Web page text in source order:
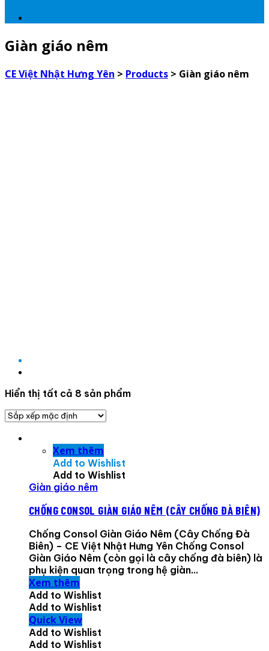
Giàn giáo nêm
CE Việt Nhật Hưng Yên > Products > Giàn giáo nêm
Hiển thị tất cả 8 sản phẩm
Xem thêm
Add to Wishlist
Add to Wishlist
Giàn giáo nêm
CHỐNG CONSOL GIÀN GIÁO NÊM (CÂY CHỐNG ĐÀ BIÊN)
Chống Consol Giàn Giáo Nêm (Cây Chống Đà
Biên) – CE Việt Nhật Hưng Yên Chống Consol
Giàn Giáo Nêm (còn gọi là cây chống đà biên) là
phụ kiện quan trọng trong hệ giàn...
Xem thêm
Add to Wishlist
Add to Wishlist
Quick View
Add to Wishlist
Add to Wishlist